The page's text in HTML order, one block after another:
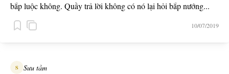
bắp luộc không. Quầy trả lời không có nó lại hỏi bắp nướng...
10/07/2019
S Sưu tầm